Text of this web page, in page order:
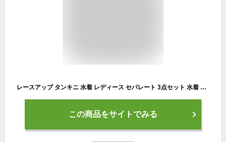
レースアップ タンキニ 水着 レディース セパレート 3点セット 水着 タンキニ 韓国 おしゃれ かわいい オフショルダー 水着 高校生 大学生 女の子 水着 ショートパンツ スカート 露出控えめ セクシー ノースリーブ ホルターネック 肩出し オトナ女子 ビスチェ風 エレガント
この商品をサイトでみる